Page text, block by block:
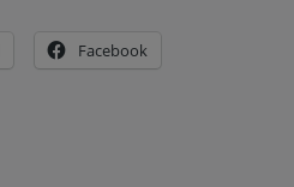
Facebook